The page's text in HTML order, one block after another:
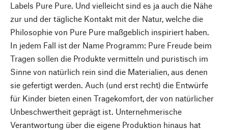
Labels Pure Pure. Und vielleicht sind es ja auch die Nähe
zur und der tägliche Kontakt mit der Natur, welche die
Philosophie von Pure Pure maßgeblich inspiriert haben.
In jedem Fall ist der Name Programm: Pure Freude beim
Tragen sollen die Produkte vermitteln und puristisch im
Sinne von natürlich rein sind die Materialien, aus denen
sie gefertigt werden. Auch (und erst recht) die Entwürfe
für Kinder bieten einen Tragekomfort, der von natürlicher
Unbeschwertheit geprägt ist. Unternehmerische
Verantwortung über die eigene Produktion hinaus hat